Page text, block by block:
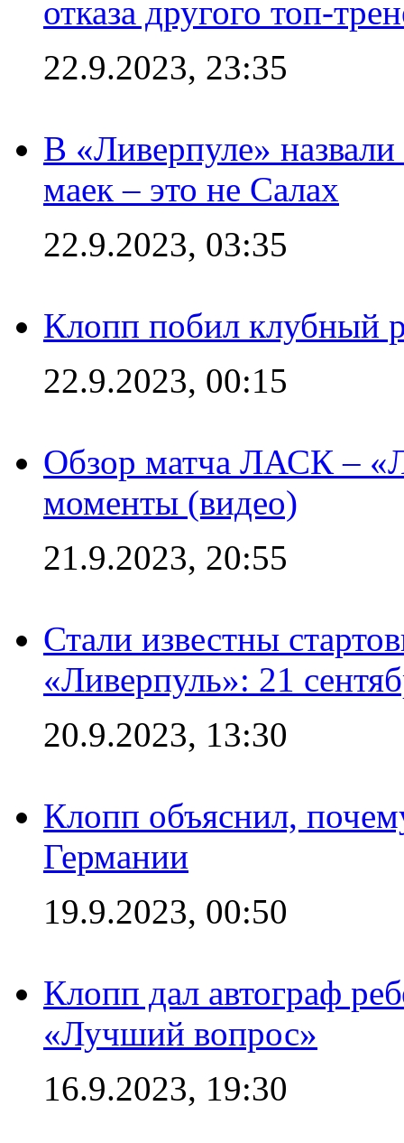
отказа другого топ-
22.9.2023, 23:35
В «Ливерпуле»
маек – это не Салах
22.9.2023, 03:35
Клопп побил клубный
22.9.2023, 00:15
Обзор матча ЛАСК –
моменты (видео)
21.9.2023, 20:55
Стали известны
«Ливерпуль»: 21
20.9.2023, 13:30
Клопп объяснил,
Германии
19.9.2023, 00:50
Клопп дал автограф
«Лучший вопрос»
16.9.2023, 19:30